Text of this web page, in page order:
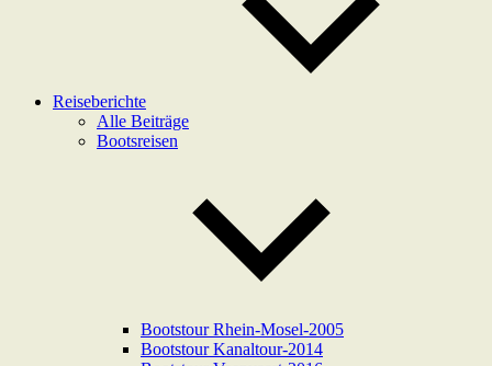
Reiseberichte
Alle Beiträge
Bootsreisen
Bootstour Rhein-Mosel-2005
Bootstour Kanaltour-2014